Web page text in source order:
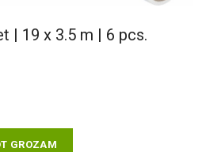
| 19 x 3.5 m | 6 pcs.
GROZAM